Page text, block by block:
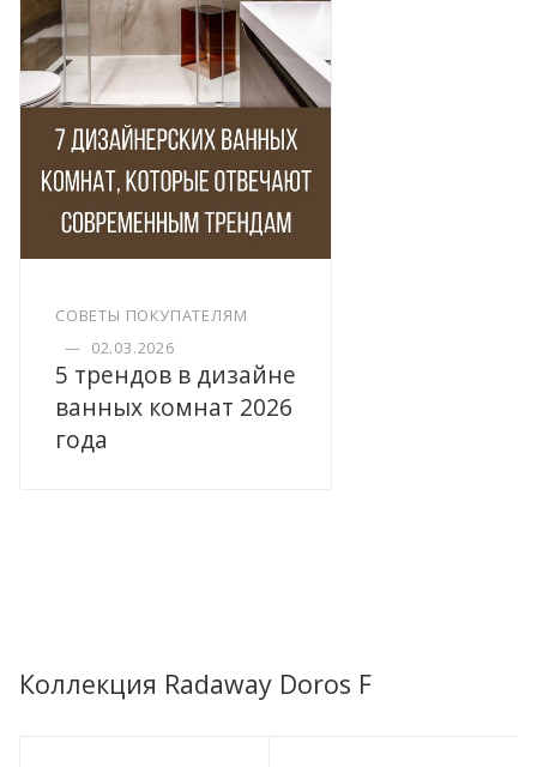
СОВЕТЫ ПОКУПАТЕЛЯМ
— 02.03.2026
5 трендов в дизайне
ванных комнат 2026
года
Коллекция Radaway Doros F